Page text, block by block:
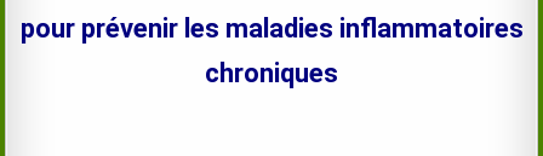
pour prévenir les maladies inflammatoires
chroniques